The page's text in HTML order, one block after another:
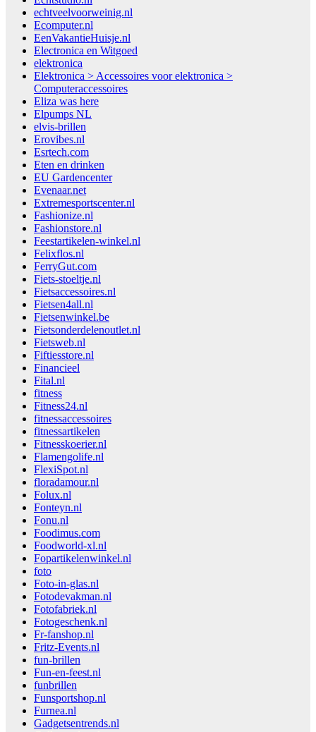
echtveelvoorweinig.nl
Ecomputer.nl
EenVakantieHuisje.nl
Electronica en Witgoed
elektronica
Elektronica > Accessoires voor elektronica >
Computeraccessoires
Eliza was here
Elpumps NL
elvis-brillen
Erovibes.nl
Esrtech.com
Eten en drinken
EU Gardencenter
Evenaar.net
Extremesportscenter.nl
Fashionize.nl
Fashionstore.nl
Feestartikelen-winkel.nl
Felixflos.nl
FerryGut.com
Fiets-stoeltje.nl
Fietsaccessoires.nl
Fietsen4all.nl
Fietsenwinkel.be
Fietsonderdelenoutlet.nl
Fietsweb.nl
Fiftiesstore.nl
Financieel
Fital.nl
fitness
Fitness24.nl
fitnessaccessoires
fitnessartikelen
Fitnesskoerier.nl
Flamengolife.nl
FlexiSpot.nl
floradamour.nl
Folux.nl
Fonteyn.nl
Fonu.nl
Foodimus.com
Foodworld-xl.nl
Fopartikelenwinkel.nl
foto
Foto-in-glas.nl
Fotodevakman.nl
Fotofabriek.nl
Fotogeschenk.nl
Fr-fanshop.nl
Fritz-Events.nl
fun-brillen
Fun-en-feest.nl
funbrillen
Funsportshop.nl
Furnea.nl
Gadgetsentrends.nl